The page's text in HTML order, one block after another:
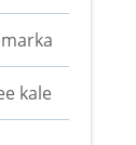
kale